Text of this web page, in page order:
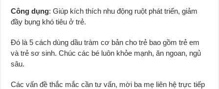
Công dụng: Giúp kích thích nhu động ruột phát triển, giảm
đầy bụng khó tiêu ở trẻ.
Đó là 5 cách dùng dầu tràm cơ bản cho trẻ bao gồm trẻ em
và trẻ sơ sinh. Chúc các bé luôn khỏe mạnh, ăn ngoan, ngủ
sâu.
Các vấn đề thắc mắc cần tư vấn, mời ba mẹ liên hệ trực tiếp